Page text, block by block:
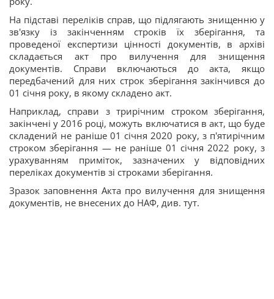
На підставі переліків справ, що підлягають знищенню у
зв'язку із закінченням строків їх зберігання, та
проведеної експертизи цінності документів, в архіві
складається акт про вилучення для знищення
документів. Справи включаються до акта, якщо
передбачений для них строк зберігання закінчився до
01 січня року, в якому складено акт.
Наприклад, справи з трирічним строком зберігання,
закінчені у 2016 році, можуть включатися в акт, що буде
складений не раніше 01 січня 2020 року, з п'ятирічним
строком зберігання — не раніше 01 січня 2022 року, з
урахуванням приміток, зазначених у відповідних
переліках документів зі строками зберігання.
Зразок заповнення Акта про вилучення для знищення
документів, не внесених до НАФ, див. тут.